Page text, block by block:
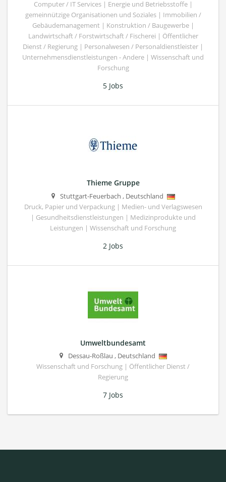
Computer / IT Services | Energie und Betriebsstoffe |
gemeinnützige Organisationen und Soziales | Immobilien /
Gebäudemanagement | Konstruktion / Baugewerbe |
Landwirtschaft / Forstwirtschaft / Fischerei | Öffentlicher
Dienst / Regierung | Personalwesen / Personaldienstleister |
Unternehmensdienstleistungen - Andere | Wissenschaft und
Forschung
5 Jobs
Thieme Gruppe
Stuttgart-Feuerbach , Deutschland
Druck, Papier und Verpackung | Medien- und Verlagswesen
| Gesundheitsdienstleistungen | Medizinprodukte und
Leistungen | Wissenschaft und Forschung
2 Jobs
Umweltbundesamt
Dessau-Roßlau , Deutschland
Wissenschaft und Forschung | Öffentlicher Dienst /
Regierung
7 Jobs